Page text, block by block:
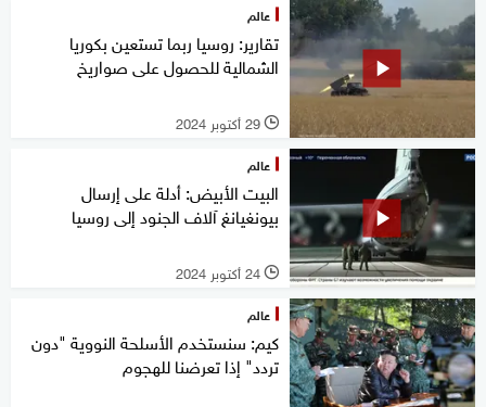
عالم
تقارير: روسيا ربما تستعين بكوريا
الشمالية للحصول على صواريخ
l 29 أكتوبر 2024
عالم
البيت الأبيض: أدلة على إرسال
بيونغيانغ آلاف الجنود إلى روسيا
l 24 أكتوبر 2024
عالم
كيم: سنستخدم الأسلحة النووية "دون
تردد" إذا تعرضنا للهجوم